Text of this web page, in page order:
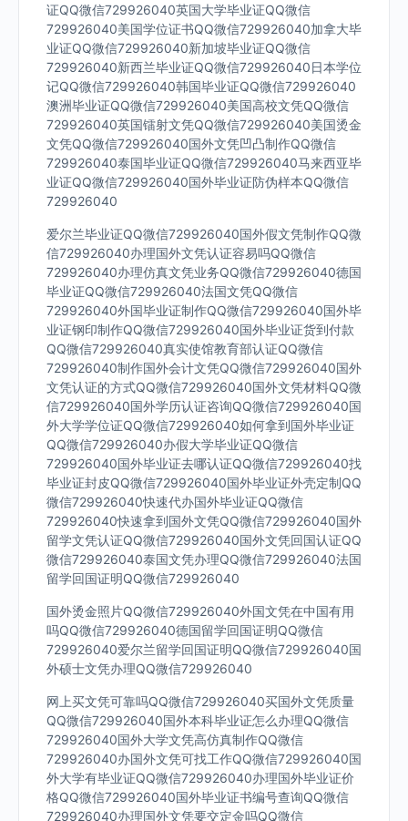
证QQ微信729926040英国大学毕业证QQ微信
729926040美国学位证书QQ微信729926040加拿大毕
业证QQ微信729926040新加坡毕业证QQ微信
729926040新西兰毕业证QQ微信729926040日本学位
记QQ微信729926040韩国毕业证QQ微信729926040
澳洲毕业证QQ微信729926040美国高校文凭QQ微信
729926040英国镭射文凭QQ微信729926040美国烫金
文凭QQ微信729926040国外文凭凹凸制作QQ微信
729926040泰国毕业证QQ微信729926040马来西亚毕
业证QQ微信729926040国外毕业证防伪样本QQ微信
729926040
爱尔兰毕业证QQ微信729926040国外假文凭制作QQ微
信729926040办理国外文凭认证容易吗QQ微信
729926040办理仿真文凭业务QQ微信729926040德国
毕业证QQ微信729926040法国文凭QQ微信
729926040外国毕业证制作QQ微信729926040国外毕
业证钢印制作QQ微信729926040国外毕业证货到付款
QQ微信729926040真实使馆教育部认证QQ微信
729926040制作国外会计文凭QQ微信729926040国外
文凭认证的方式QQ微信729926040国外文凭材料QQ微
信729926040国外学历认证咨询QQ微信729926040国
外大学学位证QQ微信729926040如何拿到国外毕业证
QQ微信729926040办假大学毕业证QQ微信
729926040国外毕业证去哪认证QQ微信729926040找
毕业证封皮QQ微信729926040国外毕业证外壳定制QQ
微信729926040快速代办国外毕业证QQ微信
729926040快速拿到国外文凭QQ微信729926040国外
留学文凭认证QQ微信729926040国外文凭回国认证QQ
微信729926040泰国文凭办理QQ微信729926040法国
留学回国证明QQ微信729926040
国外烫金照片QQ微信729926040外国文凭在中国有用
吗QQ微信729926040德国留学回国证明QQ微信
729926040爱尔兰留学回国证明QQ微信729926040国
外硕士文凭办理QQ微信729926040
网上买文凭可靠吗QQ微信729926040买国外文凭质量
QQ微信729926040国外本科毕业证怎么办理QQ微信
729926040国外大学文凭高仿真制作QQ微信
729926040办国外文凭可找工作QQ微信729926040国
外大学有毕业证QQ微信729926040办理国外毕业证价
格QQ微信729926040国外毕业证书编号查询QQ微信
729926040办理国外文凭要交定金吗QQ微信